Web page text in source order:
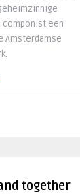
componist een
Amsterdamse
together